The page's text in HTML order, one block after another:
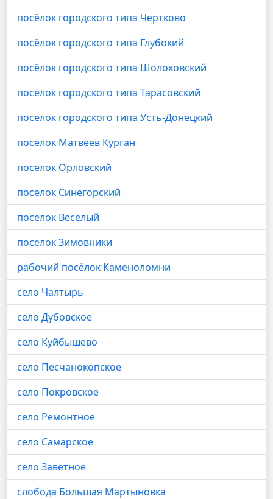
посёлок городского типа Чертково
посёлок городского типа Глубокий
посёлок городского типа Шолоховский
посёлок городского типа Тарасовский
посёлок городского типа Усть-Донецкий
посёлок Матвеев Курган
посёлок Орловский
посёлок Синегорский
посёлок Весёлый
посёлок Зимовники
рабочий посёлок Каменоломни
село Чалтырь
село Дубовское
село Куйбышево
село Песчанокопское
село Покровское
село Ремонтное
село Самарское
село Заветное
слобода Большая Мартыновка